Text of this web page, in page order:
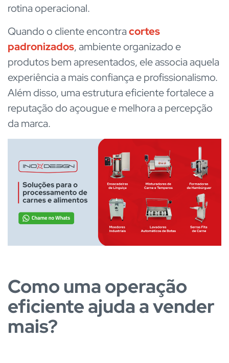
rotina operacional.
Quando o cliente encontracortes
padronizados, ambiente organizado e
produtos bem apresentados, ele associa aquela
experiência a mais confiança e profissionalismo.
Além disso, uma estrutura eficiente fortalece a
reputação do açougue e melhora a percepção
da marca.
Como uma operação
eficiente ajuda a vender
mais?